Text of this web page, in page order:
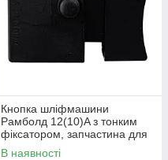
Кнопка шліфмашини
Рамболд 12(10)A з тонким
фіксатором, запчастина для
шліфмашин, виробник Китай
В наявності